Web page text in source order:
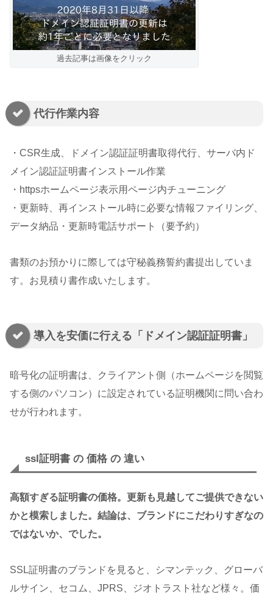
過去記事は画像をクリック
代行作業内容
・CSR生成、ドメイン認証証明書取得代行、サーバ内ド
メイン認証証明書インストール作業
・httpsホームページ表示用ページ内チューニング
・更新時、再インストール時に必要な情報ファイリング、
データ納品・更新時電話サポート（要予約）
書類のお預かりに際しては守秘義務誓約書提出していま
す。お見積り書作成いたします。
導入を安価に行える「ドメイン認証証明書」
暗号化の証明書は、クライアント側（ホームページを閲覧
する側のパソコン）に設定されている証明機関に問い合わ
せが行われます。
ssl証明書 の 価格 の 違い
高額すぎる証明書の価格。更新も見越してご提供できない
かと模索しました。結論は、ブランドにこだわりすぎなの
ではないか、でした。
SSL証明書のブランドを見ると、シマンテック、グローバ
ルサイン、セコム、JPRS、ジオトラスト社など様々。価